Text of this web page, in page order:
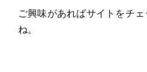
ご興味があればサイトをチ
ね。